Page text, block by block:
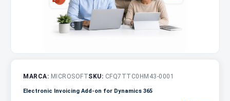
MARCA: MICROSOFTSKU: CFQ7TTC0HM43-0001
Electronic Invoicing Add-on for Dynamics 365